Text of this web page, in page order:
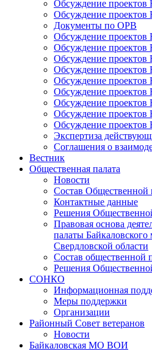
Обсуждение
Обсуждение
Документы по ОРВ
Обсуждение
Обсуждение
Обсуждение
Обсуждение
Обсуждение
Обсуждение
Обсуждение
Обсуждение
Обсуждение
Экспертиза
Соглашения о
Вестник
Общественная палата
Новости
Состав Общественной
Контактные данные
Решения
Правовая основа
палаты
Свердловской области
Состав общественной
Решения
СОНКО
Информационная
Меры поддержки
Организации
Районный Совет ветеранов
Новости
Байкаловская МО ВОИ